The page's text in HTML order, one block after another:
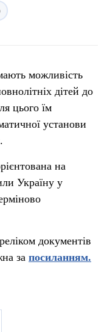
можливість
дітей до
цього їм
установи
на
Україну у
документів
за посиланням.